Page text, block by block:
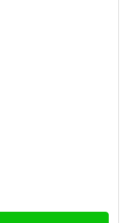
BOIS LACUNZA
DE POÊLE À